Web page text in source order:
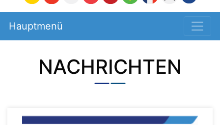
Hauptmenü
NACHRICHTEN